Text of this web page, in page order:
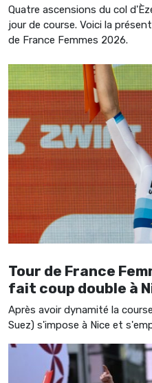
Quatre ascensions du col
jour de course. Voici la
de France Femmes 2026.
Tour de France
fait coup double à
Après avoir dynamité la
Suez) s'impose à Nice et